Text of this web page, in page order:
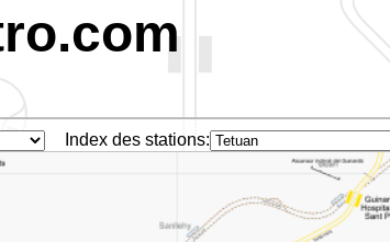
Index des stations: